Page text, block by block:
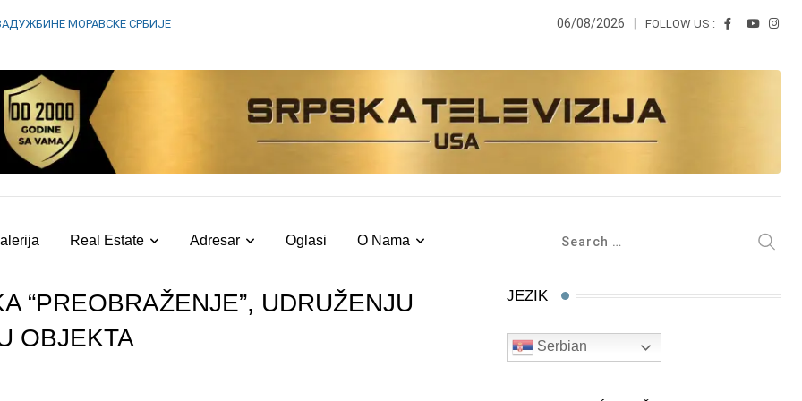
МОРАВСКЕ СРБИЈЕ 06/08/2026 FOLLOW US :
Real Estate Adresar Oglasi O Nama
“PREOBRAŽENJE”, UDRUŽENJU
OBJEKTA
JEZIK
Serbian